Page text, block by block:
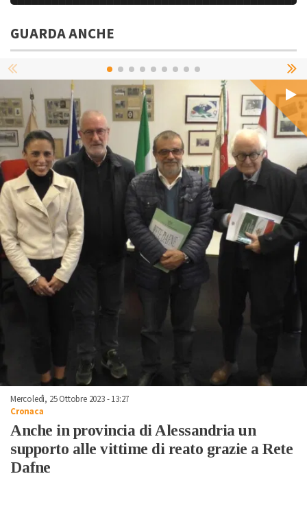
GUARDA ANCHE
Mercoledì, 25 Ottobre 2023 - 13:27
Cronaca
Anche in provincia di Alessandria un
supporto alle vittime di reato grazie a Rete
Dafne